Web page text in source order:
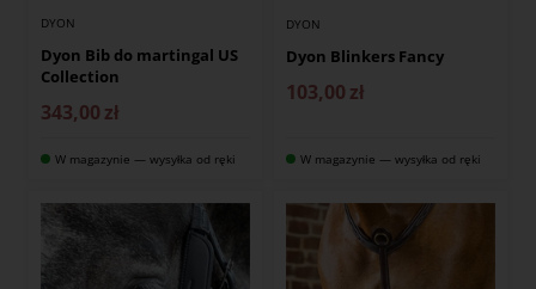
DYON
Dyon Bib do martingal US
Collection
343,00 zł
W magazynie — wysyłka od ręki
DYON
Dyon Blinkers Fancy
103,00 zł
W magazynie — wysyłka od ręki